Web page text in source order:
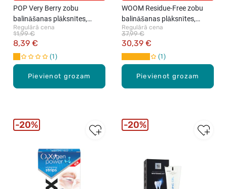
Pievienot grozam
POP Very Berry zobu
balināšanas plāksnītes,
7gab.
Regulārā cena
8,39 €
11,99 €
1
Pievienot grozam
WOOM Residue-Free zobu
balināšanas plāksnītes,
14gab.
Regulārā cena
30,39 €
37,99 €
1
20% 20%